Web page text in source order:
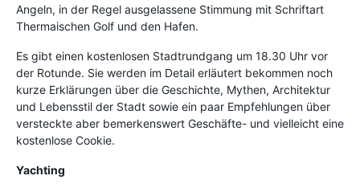
Angeln, in der Regel ausgelassene Stimmung mit Schriftart
Thermaischen Golf und den Hafen.
Es gibt einen kostenlosen Stadtrundgang um 18.30 Uhr vor
der Rotunde. Sie werden im Detail erläutert bekommen noch
kurze Erklärungen über die Geschichte, Mythen, Architektur
und Lebensstil der Stadt sowie ein paar Empfehlungen über
versteckte aber bemerkenswert Geschäfte- und vielleicht eine
kostenlose Cookie.
Yachting